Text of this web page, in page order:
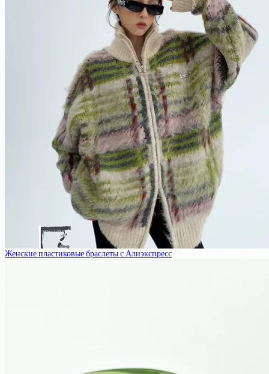
Женские пластиковые браслеты с Алиэкспресс